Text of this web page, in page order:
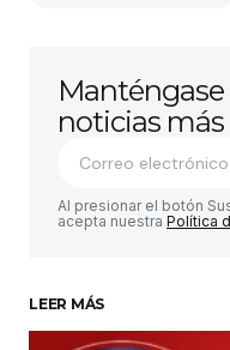
Tu dirección de
publicada. Los
marcados con*
Comentario*
Manténgase
noticias
Al presionar el botón
acepta nuestra Política
LEER MÁS